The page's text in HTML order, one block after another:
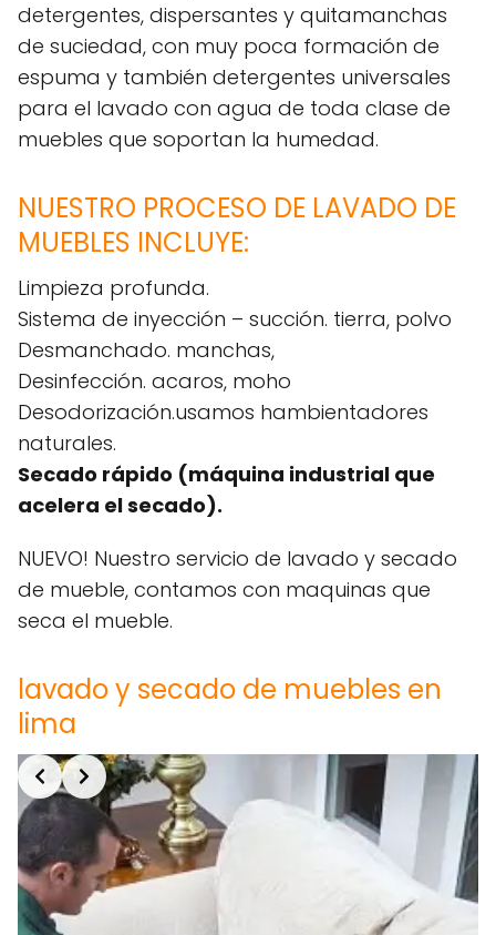
detergentes, dispersantes y quitamanchas
de suciedad, con muy poca formación de
espuma y también detergentes universales
para el lavado con agua de toda clase de
muebles que soportan la humedad.
NUESTRO PROCESO DE LAVADO DE
MUEBLES INCLUYE:
Limpieza profunda.
Sistema de inyección – succión. tierra, polvo
Desmanchado. manchas,
Desinfección. acaros, moho
Desodorización.usamos hambientadores
naturales.
Secado rápido (máquina industrial que
acelera el secado).
NUEVO! Nuestro servicio de lavado y secado
de mueble, contamos con maquinas que
seca el mueble.
lavado y secado de muebles en
lima